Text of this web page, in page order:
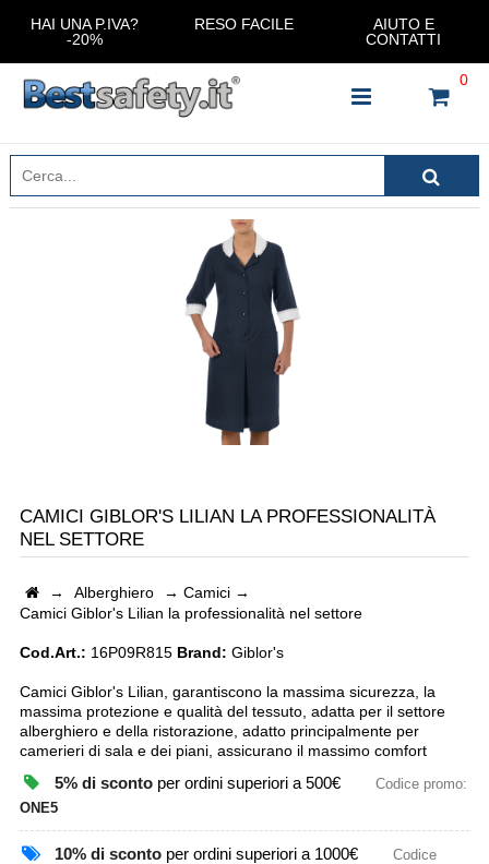
HAI UNA P.IVA?
-20%
RESO FACILE
AIUTO E
CONTATTI
0
INSERISCI IL NOME DEL PRODOTTO CHE STAI
CERCANDO
CHIUDI RICERCA
CAMICI GIBLOR'S LILIAN LA PROFESSIONALITÀ
NEL SETTORE
→ Alberghiero → Camici→
Camici Giblor's Lilian la professionalità nel settore
Cod.Art.: 16P09R815 Brand: Giblor's
Camici Giblor's Lilian, garantiscono la massima sicurezza, la
massima protezione e qualità del tessuto, adatta per il settore
alberghiero e della ristorazione, adatto principalmente per
camerieri di sala e dei piani, assicurano il massimo comfort
5% di scontoper ordini superiori a 500€
Codice promo:
ONE5
10% di scontoper ordini superiori a 1000€
Codice